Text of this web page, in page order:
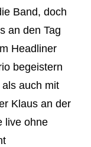
Band, doch
an den Tag
Headliner
begeistern
als auch mit
Klaus an der
live ohne